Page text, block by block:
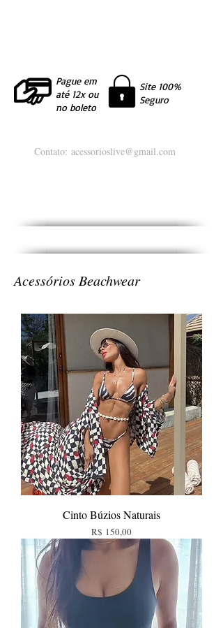
Pague em
até 12x ou
no boleto
Site 100%
Seguro
Contato: acessorioslive@gmail.com
Acessórios Beachwear
Cinto Búzios Naturais
Preço
R$ 150,00